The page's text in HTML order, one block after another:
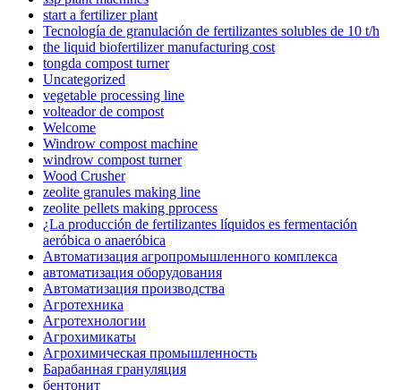
start a fertilizer plant
Tecnología de granulación de fertilizantes solubles de 10 t/h
the liquid biofertilizer manufacturing cost
tongda compost turner
Uncategorized
vegetable processing line
volteador de compost
Welcome
Windrow compost machine
windrow compost turner
Wood Crusher
zeolite granules making line
zeolite pellets making pprocess
¿La producción de fertilizantes líquidos es fermentación
aeróbica o anaeróbica
Автоматизация агропромышленного комплекса
автоматизация оборудования
Автоматизация производства
Агротехника
Агротехнологии
Агрохимикаты
Агрохимическая промышленность
Барабанная грануляция
бентонит